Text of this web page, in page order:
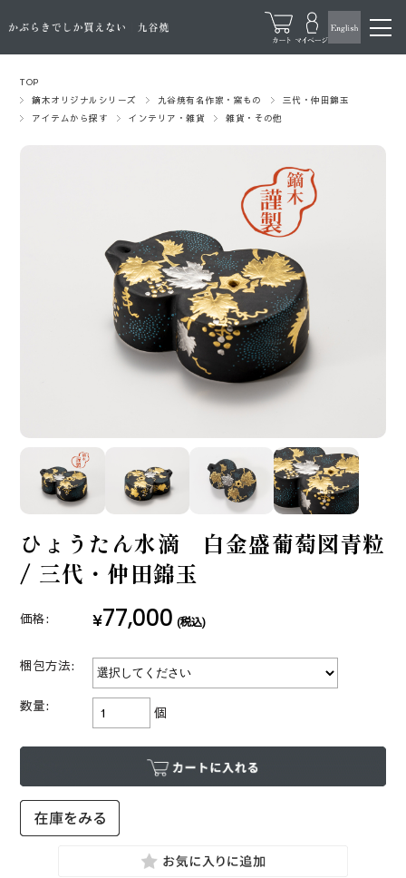
TOP
鏑木オリジナルシリーズ
九谷焼有名作家・窯もの
三代・仲田錦玉
アイテムから探す
インテリア・雑貨 雑貨・その他
ひょうたん水滴 白金盛葡萄図青粒
/ 三代・仲田錦玉
価格: ¥77,000 (税込)
梱包方法:
数量: 個